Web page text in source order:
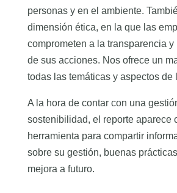
personas y en el ambiente.
dimensión ética, en la que las
comprometen a la transparencia
de sus acciones. Nos ofrece un
todas las temáticas y aspectos de
A la hora de contar con una
sostenibilidad, el reporte aparece
herramienta para compartir
sobre su gestión, buenas
mejora a futuro.